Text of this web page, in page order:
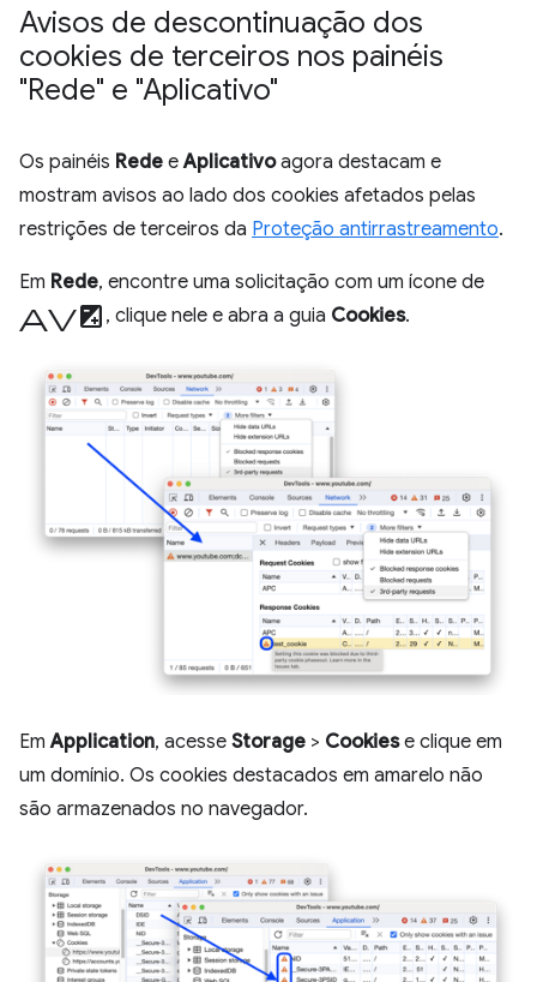
Avisos de descontinuação dos
cookies de terceiros nos painéis
"Rede" e "Aplicativo"
Os painéis Rede eAplicativoagora destacam e
mostram avisos ao lado dos cookies afetados pelas
restrições de terceiros da Proteção antirrastreamento.
Em Rede, encontre uma solicitação com um ícone de
aviso , clique nele e abra a guia Cookies.
EmApplication, acesse Storage > Cookiese clique em
um domínio. Os cookies destacados em amarelo não
são armazenados no navegador.